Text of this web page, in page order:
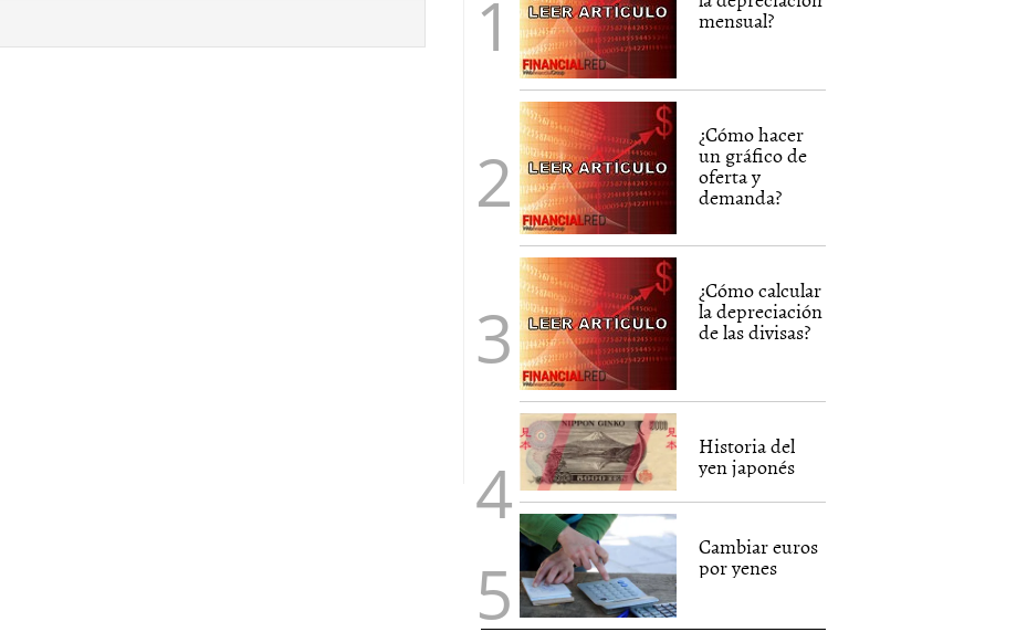
mensual?
¿Cómo hacer
un gráfico de
oferta y
demanda?
¿Cómo calcular
la depreciación
de las divisas?
Historia del
yen japonés
Cambiar euros
por yenes